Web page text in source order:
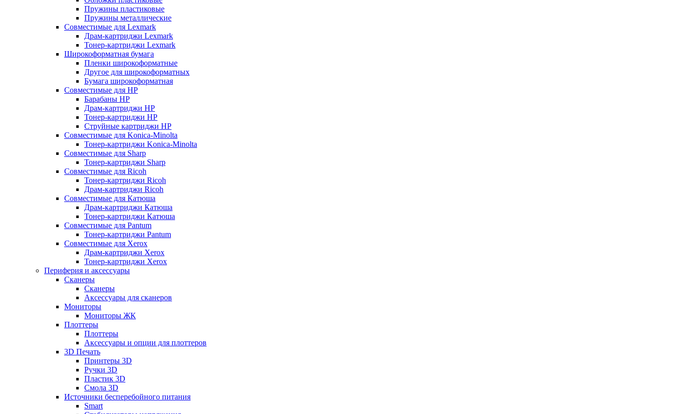
Пружины пластиковые
Пружины металлические
Совместимые для Lexmark
Драм-картриджи Lexmark
Тонер-картриджи Lexmark
Широкоформатная бумага
Пленки широкоформатные
Другое для широкоформатных
Бумага широкоформатная
Совместимые для HP
Барабаны HP
Драм-картриджи HP
Тонер-картриджи HP
Струйные картриджи HP
Совместимые для Konica-Minolta
Тонер-картриджи Konica-Minolta
Совместимые для Sharp
Тонер-картриджи Sharp
Совместимые для Ricoh
Тонер-картриджи Ricoh
Драм-картриджи Ricoh
Совместимые для Катюша
Драм-картриджи Катюша
Тонер-картриджи Катюша
Совместимые для Pantum
Тонер-картриджи Pantum
Совместимые для Xerox
Драм-картриджи Xerox
Тонер-картриджи Xerox
Периферия и аксессуары
Сканеры
Сканеры
Аксессуары для сканеров
Мониторы
Мониторы ЖК
Плоттеры
Плоттеры
Аксессуары и опции для плоттеров
3D Печать
Принтеры 3D
Ручки 3D
Пластик 3D
Смола 3D
Источники бесперебойного питания
Smart